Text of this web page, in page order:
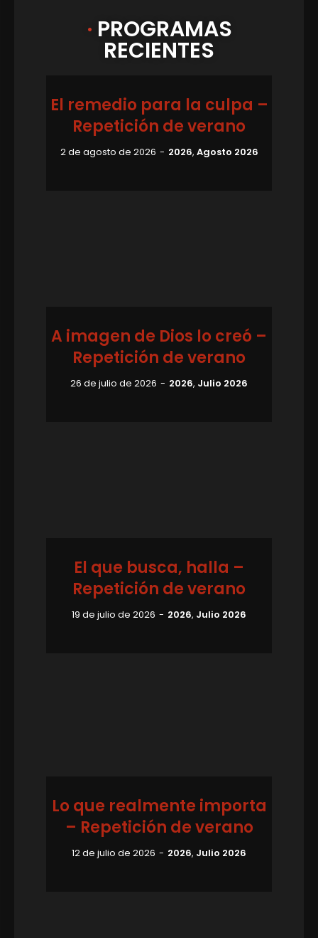
· PROGRAMAS
RECIENTES
El remedio para la culpa –
Repetición de verano
2 de agosto de 2026 2026, Agosto 2026
A imagen de Dios lo creó –
Repetición de verano
26 de julio de 2026 2026, Julio 2026
El que busca, halla –
Repetición de verano
19 de julio de 2026 2026, Julio 2026
Lo que realmente importa
– Repetición de verano
12 de julio de 2026 2026, Julio 2026